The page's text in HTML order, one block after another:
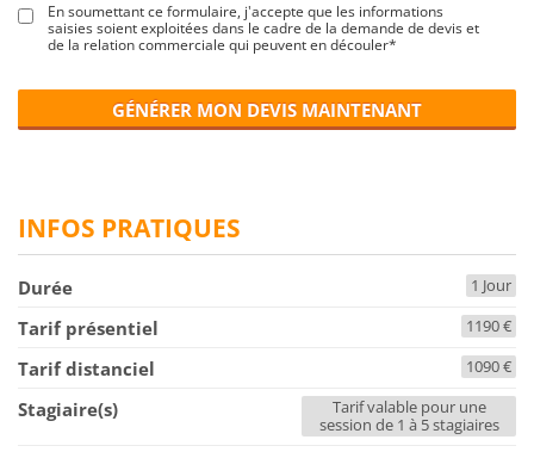
En soumettant ce formulaire, j'accepte que les informations
saisies soient exploitées dans le cadre de la demande de devis et
de la relation commerciale qui peuvent en découler*
GÉNÉRER MON DEVIS MAINTENANT
INFOS PRATIQUES
Durée 1 Jour
Tarif présentiel 1190 €
Tarif distanciel 1090 €
Stagiaire(s)
Tarif valable pour une
session de 1 à 5 stagiaires